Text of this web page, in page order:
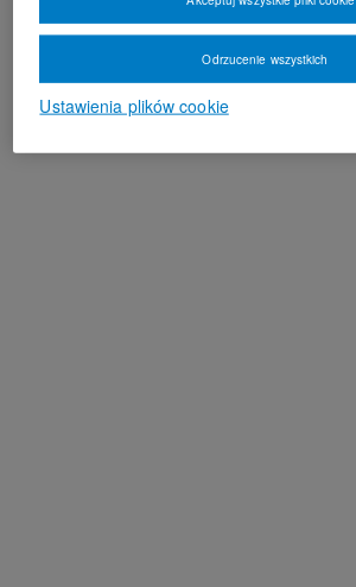
Ustawienia plików cookie
Odrzucenie wszystkich